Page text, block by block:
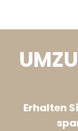
Erhalten